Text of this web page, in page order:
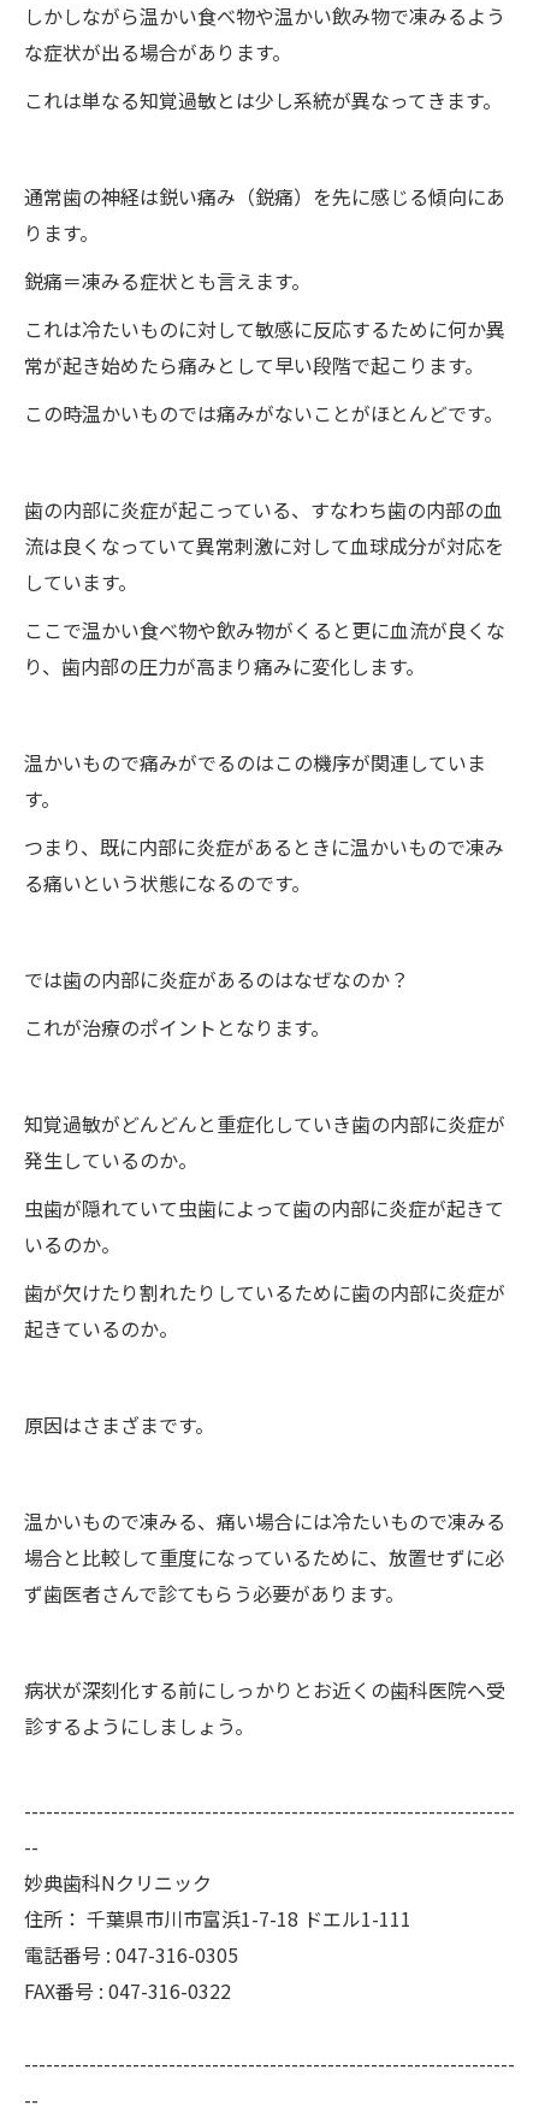
しかしながら温かい食べ物や温かい飲み物で凍みるよう
な症状が出る場合があります。
これは単なる知覚過敏とは少し系統が異なってきます。
通常歯の神経は鋭い痛み（鋭痛）を先に感じる傾向にあ
ります。
鋭痛＝凍みる症状とも言えます。
これは冷たいものに対して敏感に反応するために何か異
常が起き始めたら痛みとして早い段階で起こります。
この時温かいものでは痛みがないことがほとんどです。
歯の内部に炎症が起こっている、すなわち歯の内部の血
流は良くなっていて異常刺激に対して血球成分が対応を
しています。
ここで温かい食べ物や飲み物がくると更に血流が良くな
り、歯内部の圧力が高まり痛みに変化します。
温かいもので痛みがでるのはこの機序が関連していま
す。
つまり、既に内部に炎症があるときに温かいもので凍み
る痛いという状態になるのです。
では歯の内部に炎症があるのはなぜなのか？
これが治療のポイントとなります。
知覚過敏がどんどんと重症化していき歯の内部に炎症が
発生しているのか。
虫歯が隠れていて虫歯によって歯の内部に炎症が起きて
いるのか。
歯が欠けたり割れたりしているために歯の内部に炎症が
起きているのか。
原因はさまざまです。
温かいもので凍みる、痛い場合には冷たいもので凍みる
場合と比較して重度になっているために、放置せずに必
ず歯医者さんで診てもらう必要があります。
病状が深刻化する前にしっかりとお近くの歯科医院へ受
診するようにしましょう。
--------------------------------------------------------------------
--
妙典歯科Nクリニック
住所： 千葉県市川市富浜1-7-18 ドエル1-111
電話番号 : 047-316-0305
FAX番号 : 047-316-0322
--------------------------------------------------------------------
--